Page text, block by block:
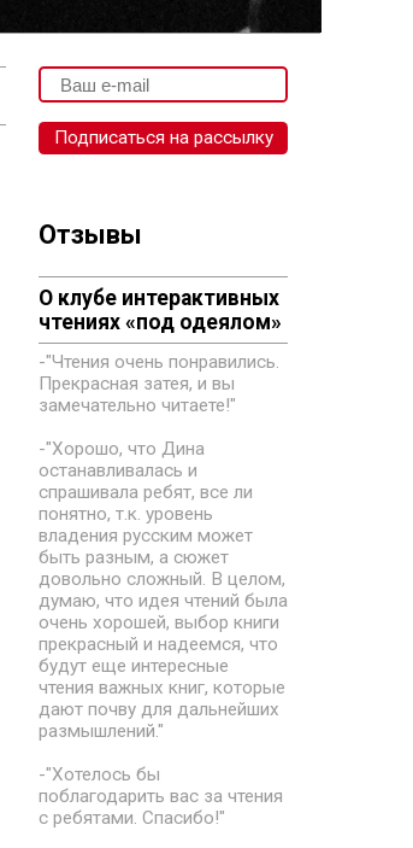
Отзывы
О клубе интерактивных
чтениях «под одеялом»
-"Чтения очень понравились.
Прекрасная затея, и вы
замечательно читаете!"
-"Хорошо, что Дина
останавливалась и
спрашивала ребят, все ли
понятно, т.к. уровень
владения русским может
быть разным, а сюжет
довольно сложный. В целом,
думаю, что идея чтений была
очень хорошей, выбор книги
прекрасный и надеемся, что
будут еще интересные
чтения важных книг, которые
дают почву для дальнейших
размышлений."
-"Хотелось бы
поблагодарить вас за чтения
с ребятами. Спасибо!"